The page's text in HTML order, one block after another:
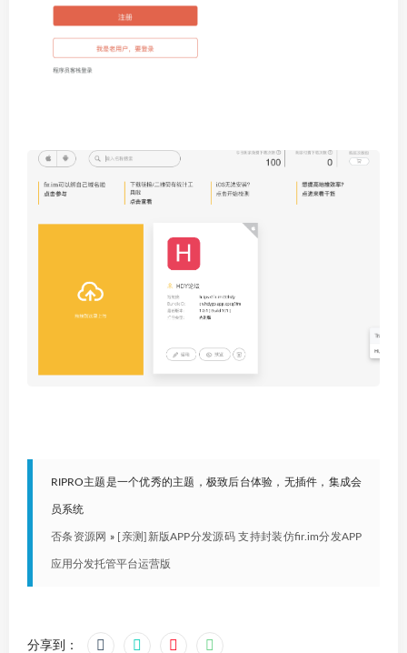
RIPRO主题是一个优秀的主题，极致后台体验，无插件，集成会
员系统
否条资源网 » [亲测]新版APP分发源码 支持封装仿fir.im分发APP
应用分发托管平台运营版
分享到：